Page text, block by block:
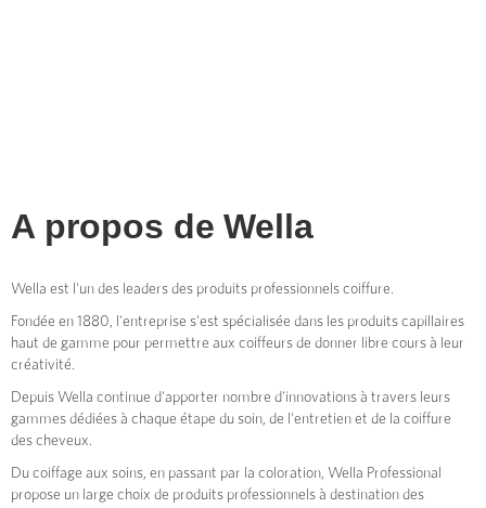
A propos de Wella
Wella est l'un des leaders des produits professionnels coiffure.
Fondée en 1880, l'entreprise s'est spécialisée dans les produits capillaires
haut de gamme pour permettre aux coiffeurs de donner libre cours à leur
créativité.
Depuis Wella continue d'apporter nombre d'innovations à travers leurs
gammes dédiées à chaque étape du soin, de l'entretien et de la coiffure
des cheveux.
Du coiffage aux soins, en passant par la coloration, Wella Professional
propose un large choix de produits professionnels à destination des